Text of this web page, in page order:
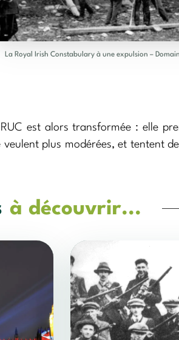
La Royal Irish Constabulary à une expulsion –
est alors transformée : elle
veulent plus modérées, et tentent
à découvrir...